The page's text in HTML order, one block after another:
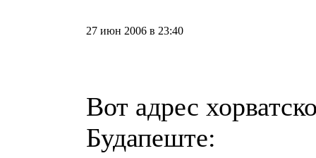
27 июн 2006 в 23:40
Вот адрес
Будапеште: